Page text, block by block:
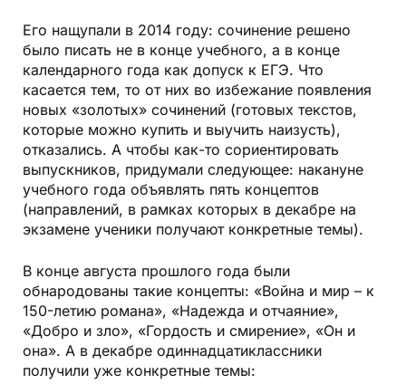
Его нащупали в 2014 году: сочинение решено
было писать не в конце учебного, а в конце
календарного года как допуск к ЕГЭ. Что
касается тем, то от них во избежание появления
новых «золотых» сочинений (готовых текстов,
которые можно купить и выучить наизусть),
отказались. А чтобы как-то сориентировать
выпускников, придумали следующее: накануне
учебного года объявлять пять концептов
(направлений, в рамках которых в декабре на
экзамене ученики получают конкретные темы).
В конце августа прошлого года были
обнародованы такие концепты: «Война и мир – к
150-летию романа», «Надежда и отчаяние»,
«Добро и зло», «Гордость и смирение», «Он и
она». А в декабре одиннадцатиклассники
получили уже конкретные темы: